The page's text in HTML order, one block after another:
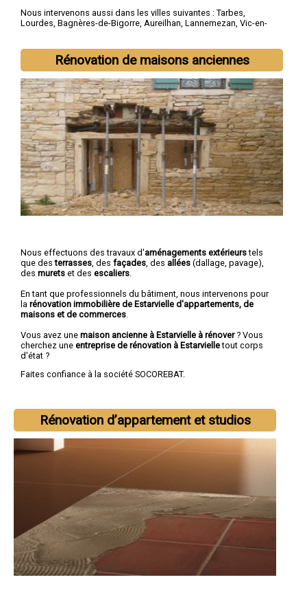
Nous intervenons aussi dans les villes suivantes : Tarbes,
Lourdes, Bagnères-de-Bigorre, Aureilhan, Lannemezan, Vic-en-
Rénovation de maisons anciennes
Nous effectuons des travaux d'aménagements extérieurstels
que desterrasses , des façades , des allées (dallage, pavage),
des murets et des escaliers
En tant que professionnels du bâtiment, nous intervenons pour
la rénovation immobilière de Estarvielle d'appartements, de
maisons et de commerces
Vous avez une maison ancienne à Estarvielle à rénover? Vous
cherchez une entreprise de rénovation à Estarvielletout corps
d'état ?
Faites confiance à la société SOCOREBAT.
Rénovation d’appartement et studios